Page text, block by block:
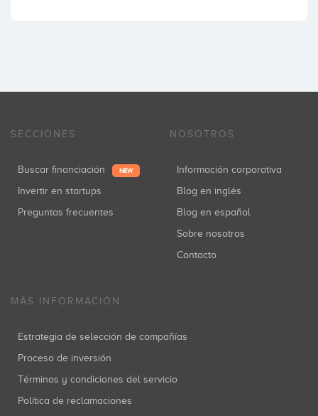
SECCIONES
Buscar financiación NEW
Invertir en startups
Preguntas frecuentes
NOSOTROS
Información corporativa
Blog en inglés
Blog en español
Sobre nosotros
Contacto
MÁS INFORMACIÓN
Estrategia de selección de compañías
Proceso de inversión
Términos y condiciones del servicio
Política de reclamaciones